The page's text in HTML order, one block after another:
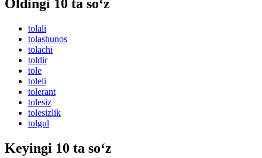
Oldingi 10 ta so‘z
tolali
tolashunos
tolachi
toldir
tole
toleli
tolerant
tolesiz
tolesizlik
tolgul
Keyingi 10 ta so‘z